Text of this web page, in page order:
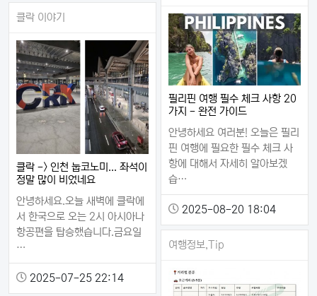
필리핀 여행 필수 체크 사항 20
가지 - 완전 가이드
안녕하세요 여러분! 오늘은 필리
핀 여행에 필요한 필수 체크 사
항에 대해서 자세히 알아보겠
습…
2025-08-20 18:04
클락 이야기
클락 -> 인천 눕코노미... 좌석이
정말 많이 비었네요
안녕하세요.오늘 새벽에 클락에
서 한국으로 오는 2시 아시아나
항공편을 탑승했습니다.금요일
…
2025-07-25 22:14
여행정보,Tip